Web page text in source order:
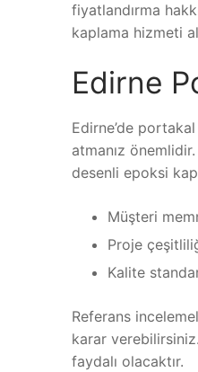
fiyatlandırma
kaplama hizmeti
Edirne
Edirne’de
atmanız
desenli epoksi
Müşteri
Proje
Kalite
Referans
karar verebilirsiniz.
faydalı olacaktır.